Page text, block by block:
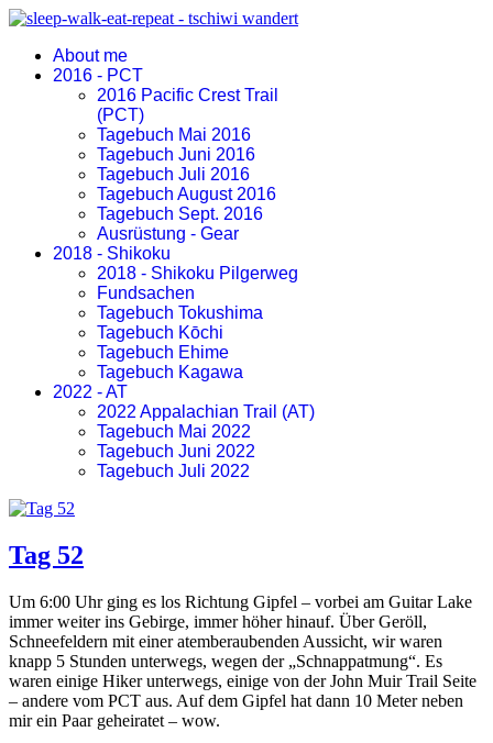
About me
2016 - PCT
2016 Pacific Crest Trail
(PCT)
Tagebuch Mai 2016
Tagebuch Juni 2016
Tagebuch Juli 2016
Tagebuch August 2016
Tagebuch Sept. 2016
Ausrüstung - Gear
2018 - Shikoku
2018 - Shikoku Pilgerweg
Fundsachen
Tagebuch Tokushima
Tagebuch Kōchi
Tagebuch Ehime
Tagebuch Kagawa
2022 - AT
2022 Appalachian Trail (AT)
Tagebuch Mai 2022
Tagebuch Juni 2022
Tagebuch Juli 2022
Tag 52
Um 6:00 Uhr ging es los Richtung Gipfel – vorbei am Guitar Lake
immer weiter ins Gebirge, immer höher hinauf. Über Geröll,
Schneefeldern mit einer atemberaubenden Aussicht, wir waren
knapp 5 Stunden unterwegs, wegen der „Schnappatmung“. Es
waren einige Hiker unterwegs, einige von der John Muir Trail Seite
– andere vom PCT aus. Auf dem Gipfel hat dann 10 Meter neben
mir ein Paar geheiratet – wow.